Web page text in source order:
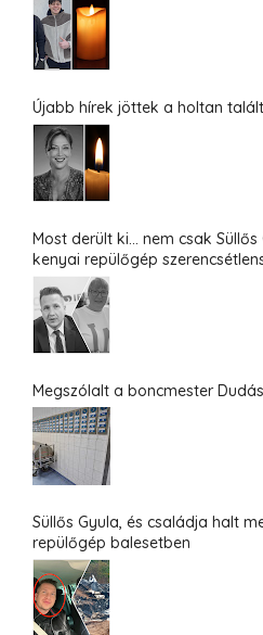
Újabb hírek jöttek a holtan
Most derült ki... nem csak
kenyai repülőgép
Megszólalt a boncmester
Süllős Gyula, és családja halt
repülőgép balesetben